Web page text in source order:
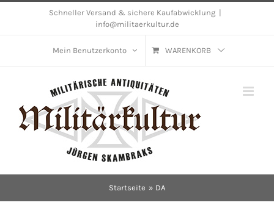
Schneller Versand & sichere Kaufabwicklung
info@militaerkultur.de
Mein Benutzerkonto WARENKORB
Startseite DA